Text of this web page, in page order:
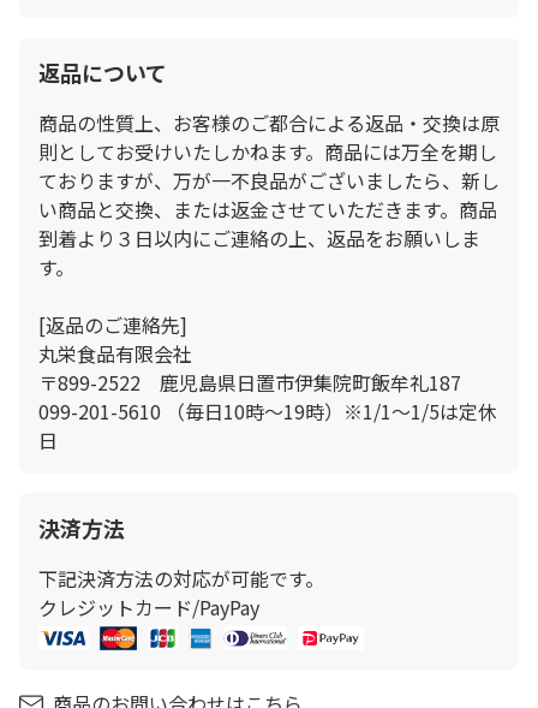
返品について
商品の性質上、お客様のご都合による返品・交換は原
則としてお受けいたしかねます。商品には万全を期し
ておりますが、万が一不良品がございましたら、新し
い商品と交換、または返金させていただきます。商品
到着より３日以内にご連絡の上、返品をお願いしま
す。
[返品のご連絡先]
丸栄食品有限会社
〒899-2522 鹿児島県日置市伊集院町飯牟礼187
099-201-5610 （毎日10時～19時）※1/1～1/5は定休
日
決済方法
下記決済方法の対応が可能です。
クレジットカード/PayPay